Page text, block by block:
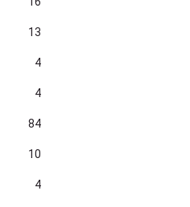
13
4
4
84
10
4